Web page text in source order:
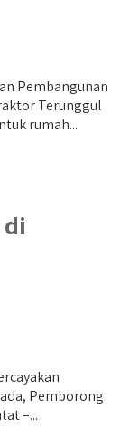
Pembangunan
Terunggul
rumah...
Pemborong
–...